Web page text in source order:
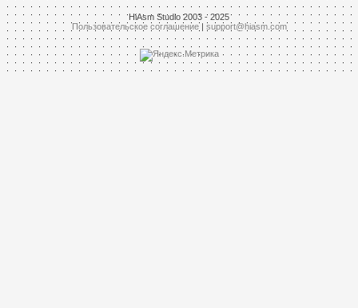
HiAsm Studio 2003 - 2025
Пользовательское соглашение| support@hiasm.com